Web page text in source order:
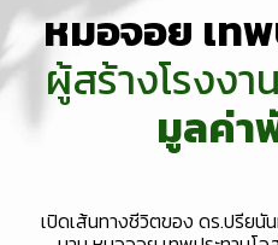
หมอจอย เทพ
ผู้สร้างโรงงาน
มูลค่า
เปิดเส้นทางชีวิตของ ดร.ปรียนั